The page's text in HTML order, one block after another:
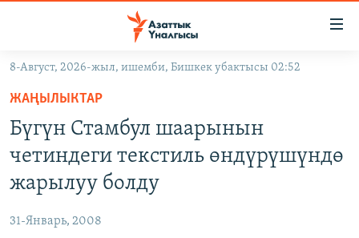
Навигацияга
өтүңүз
Издөөгө
салыңызКЫРГЫЗСТАН
МАДАНИЯТ
ДҮЙНӨ
ТВ ПРОГРАММАЛАР
8-Август, 2026-жыл, ишемби, Бишкек убактысы 02:52
ЖАҢЫЛЫКТАР
Бүгүн Стамбул шаарынын
четиндеги текстиль өндүрүшүндө
жарылуу болду
31-Январь, 2008